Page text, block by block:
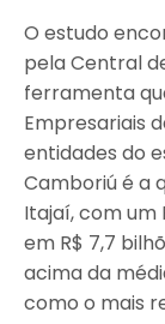
O estudo
pela Central
ferramenta
Empresariais
entidades do
Camboriú é a
Itajaí, com um
em R$ 7,7
acima da
como o mais